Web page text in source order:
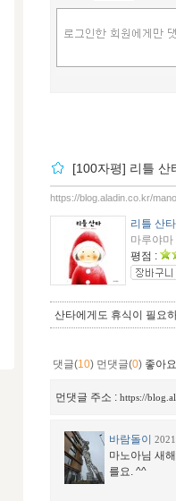
[100자평] 리틀 산
https://blog.aladin.co.kr/
리틀 산타
마루야
평점 :
산타에게도 휴식이 필요
댓글(10) 먼댓글(0) 좋아
먼댓글 주소 : https://
바람돌이
마노아님 새
를요. ^^